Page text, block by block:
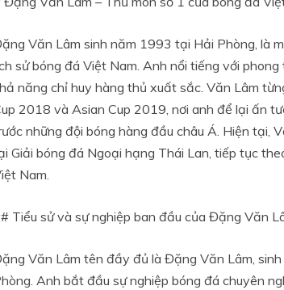
Văn Lâm sinh năm 1993 tại Hải Phòng, là
sử bóng đá Việt Nam. Anh nổi tiếng với
năng chỉ huy hàng thủ xuất sắc. Văn Lâm
2018 và Asian Cup 2019, nơi anh để lại ấn
những đội bóng hàng đầu châu Á. Hiện tại,
Giải bóng đá Ngoại hạng Thái Lan, tiếp tục
Nam.
Tiểu sử và sự nghiệp ban đầu của Đặng Văn
Văn Lâm tên đầy đủ là Đặng Văn Lâm,
Anh bắt đầu sự nghiệp bóng đá chuyên